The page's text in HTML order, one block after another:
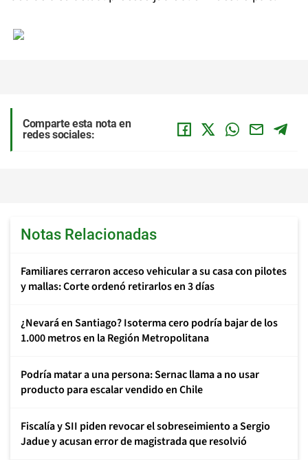
Comparte esta nota en
redes sociales:
Notas Relacionadas
Familiares cerraron acceso vehicular a su casa con pilotes
y mallas: Corte ordenó retirarlos en 3 días
¿Nevará en Santiago? Isoterma cero podría bajar de los
1.000 metros en la Región Metropolitana
Podría matar a una persona: Sernac llama a no usar
producto para escalar vendido en Chile
Fiscalía y SII piden revocar el sobreseimiento a Sergio
Jadue y acusan error de magistrada que resolvió